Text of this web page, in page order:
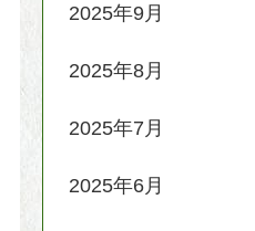
2025年9月
2025年8月
2025年7月
2025年6月